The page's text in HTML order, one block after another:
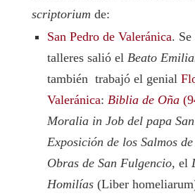
scriptorium de:
San Pedro de Valeránica. Se
talleres salió el Beato
también trabajó el genial
Valeránica: Biblia de Oña
Moralia in Job del papa
Exposición de los Salmos
Obras de San Fulgencio, el
Homilías (Liber